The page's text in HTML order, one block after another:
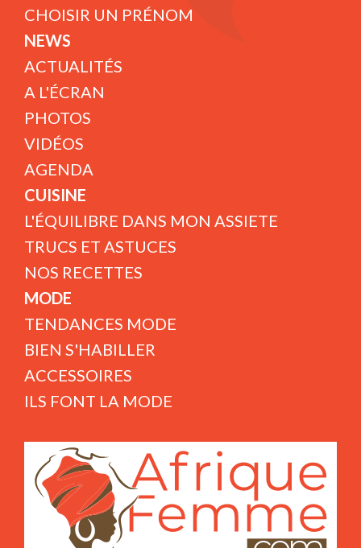
CHOISIR UN PRÉNOM
NEWS
ACTUALITÉS
A L'ÉCRAN
PHOTOS
VIDÉOS
AGENDA
CUISINE
L'ÉQUILIBRE DANS MON ASSIETE
TRUCS ET ASTUCES
NOS RECETTES
MODE
TENDANCES MODE
BIEN S'HABILLER
ACCESSOIRES
ILS FONT LA MODE